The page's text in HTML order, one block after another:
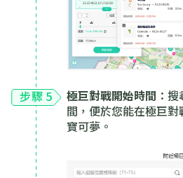
步驟 5 極巨對戰開始時間 ：
間，便於您能在極巨
寶可夢。